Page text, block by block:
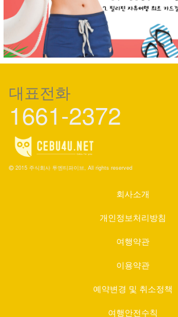
대표전화
1661-2372
2015 주식회사 투엔티파이브, All rights reserved
회사소개
개인정보처리방침
여행약관
이용약관
예약변경 및 취소정책
여행안전수칙